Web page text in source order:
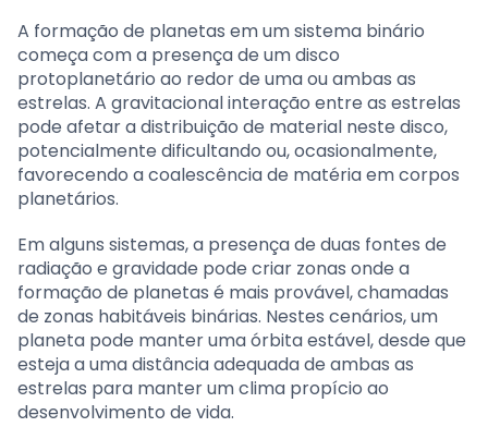
A formação de planetas em um sistema binário
começa com a presença de um disco
protoplanetário ao redor de uma ou ambas as
estrelas. A gravitacional interação entre as estrelas
pode afetar a distribuição de material neste disco,
potencialmente dificultando ou, ocasionalmente,
favorecendo a coalescência de matéria em corpos
planetários.
Em alguns sistemas, a presença de duas fontes de
radiação e gravidade pode criar zonas onde a
formação de planetas é mais provável, chamadas
de zonas habitáveis binárias. Nestes cenários, um
planeta pode manter uma órbita estável, desde que
esteja a uma distância adequada de ambas as
estrelas para manter um clima propício ao
desenvolvimento de vida.